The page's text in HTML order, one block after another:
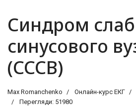
Синдром
синусового
(СССВ)
Max Romanchenko Онлайн-курс ЕКГ
Перегляди: 51980